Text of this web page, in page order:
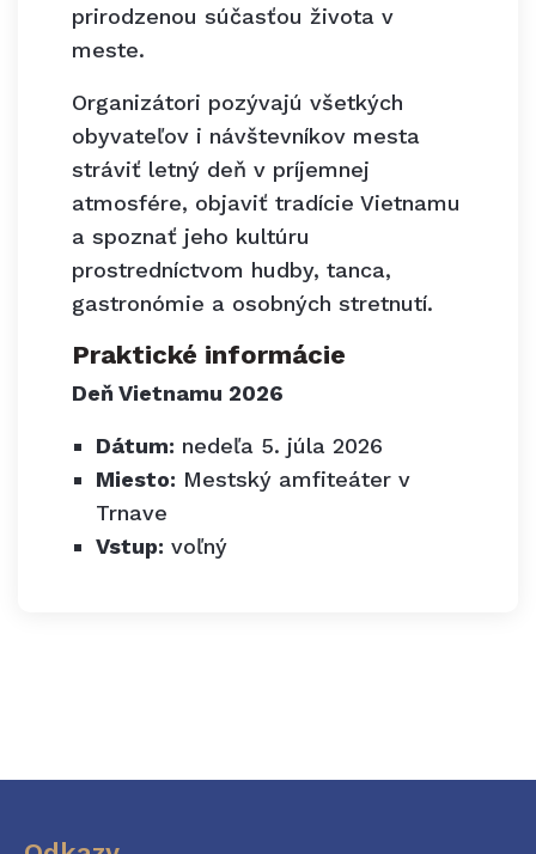
prirodzenou súčasťou života v
meste.
Organizátori pozývajú všetkých
obyvateľov i návštevníkov mesta
stráviť letný deň v príjemnej
atmosfére, objaviť tradície Vietnamu
a spoznať jeho kultúru
prostredníctvom hudby, tanca,
gastronómie a osobných stretnutí.
Praktické informácie
Deň Vietnamu 2026
Dátum: nedeľa 5. júla 2026
Miesto: Mestský amfiteáter v
Trnave
Vstup: voľný